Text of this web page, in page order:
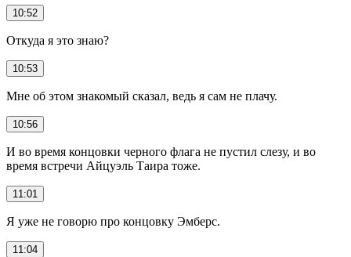
10:52
Откуда я это знаю?
10:53
Мне об этом знакомый сказал, ведь я сам не плачу.
10:56
И во время концовки черного флага не пустил слезу, и во
время встречи Айцуэль Таира тоже.
11:01
Я уже не говорю про концовку Эмберс.
11:04